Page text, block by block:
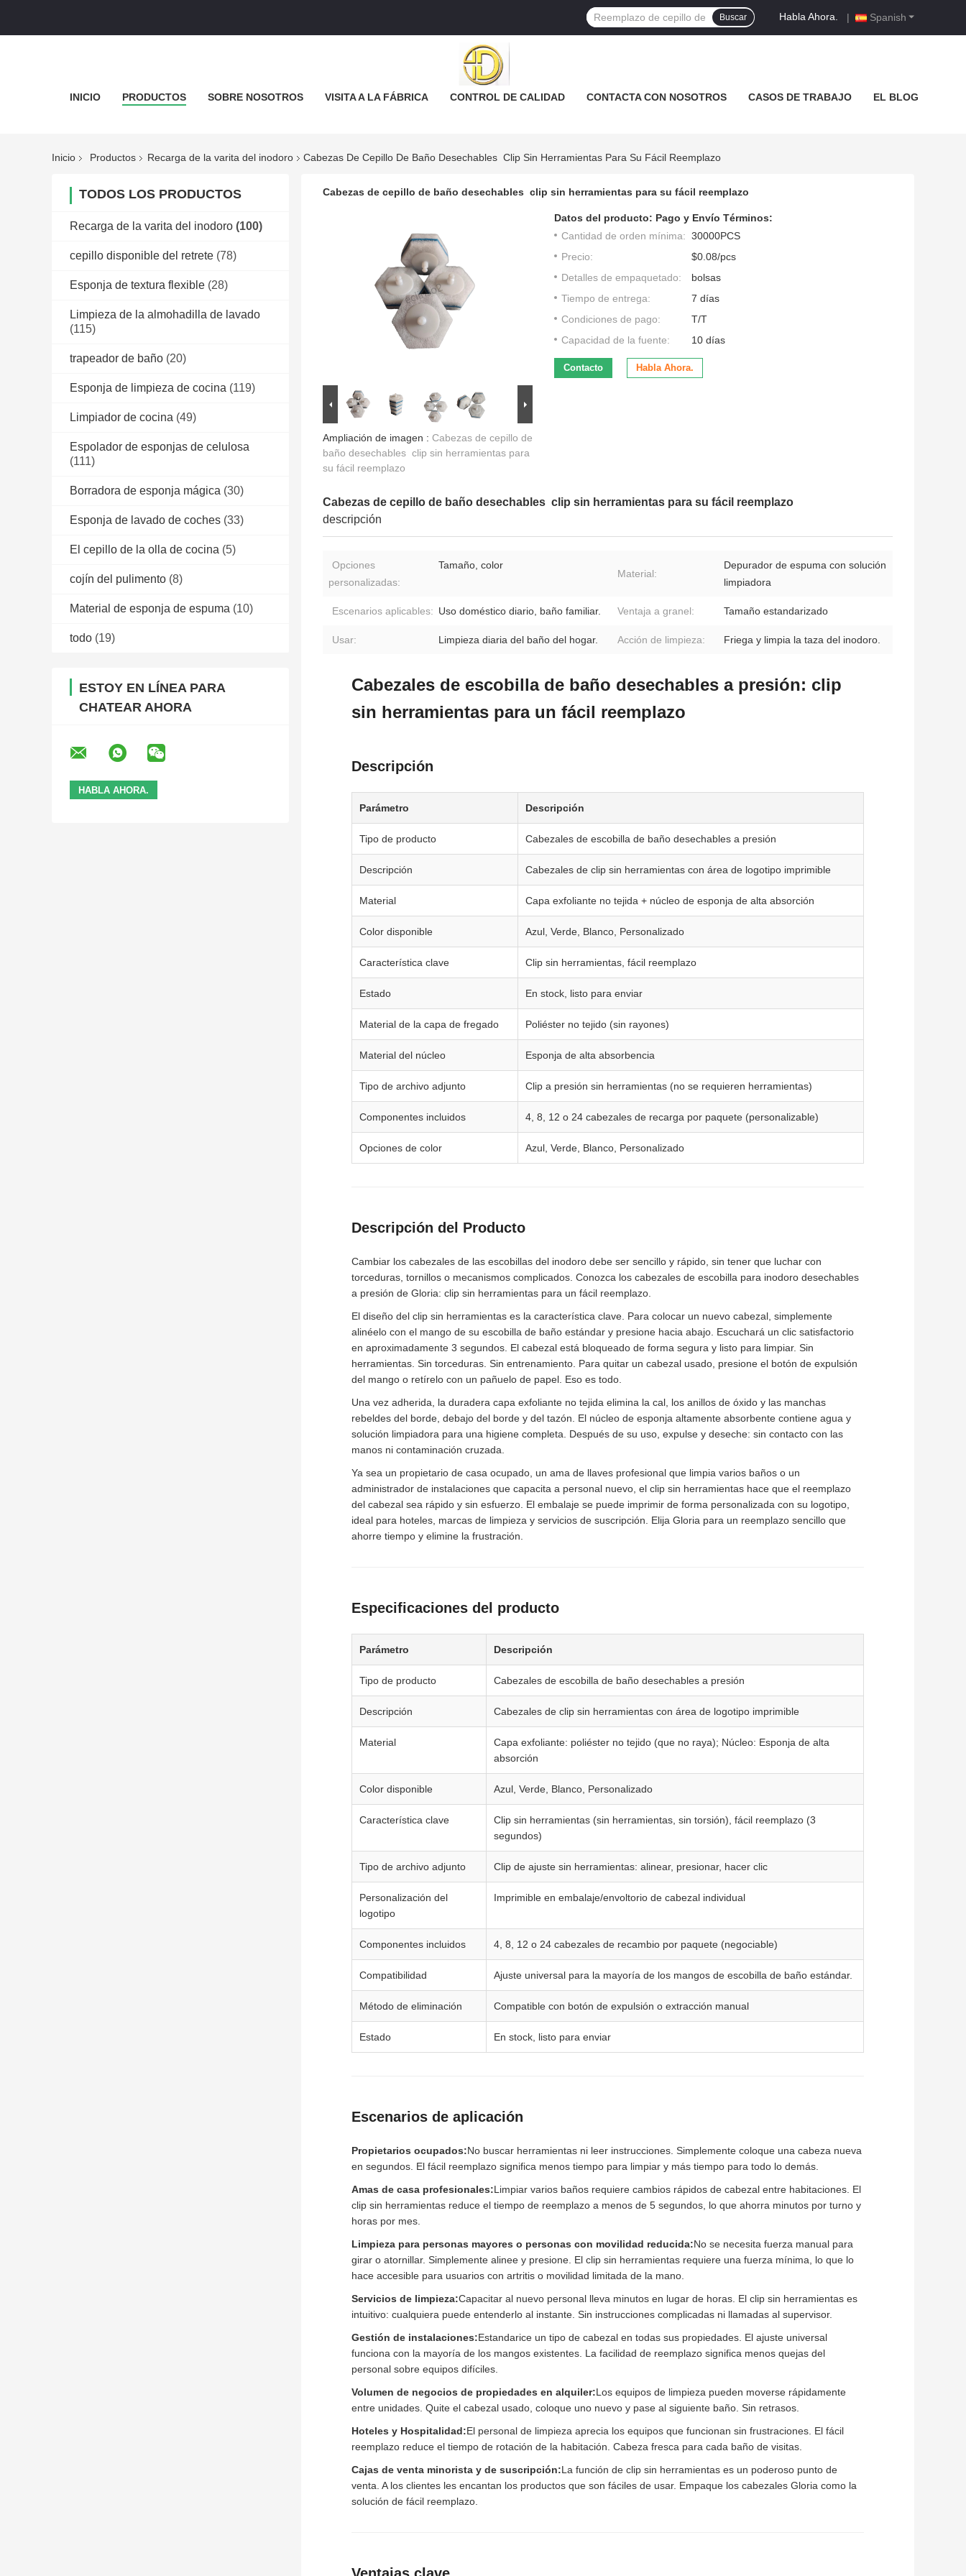
Spanish
Habla Ahora. |
Buscar
INICIO PRODUCTOS SOBRE NOSOTROS VISITA A LA FÁBRICA CONTROL DE CALIDAD CONTACTA CON NOSOTROS CASOS DE TRABAJO EL BLOG
Inicio Productos Recarga de la varita del inodoro Cabezas De Cepillo De Baño Desechables ️ Clip Sin Herramientas Para Su Fácil Reemplazo
TODOS LOS PRODUCTOS
Recarga de la varita del inodoro (100)
cepillo disponible del retrete (78)
Esponja de textura flexible (28)
Limpieza de la almohadilla de lavado
(115)
trapeador de baño (20)
Esponja de limpieza de cocina (119)
Limpiador de cocina (49)
Espolador de esponjas de celulosa
(111)
Borradora de esponja mágica (30)
Esponja de lavado de coches (33)
El cepillo de la olla de cocina (5)
cojín del pulimento (8)
Material de esponja de espuma (10)
todo (19)
ESTOY EN LÍNEA PARA
CHATEAR AHORA
Cabezas de cepillo de baño desechables ️ clip sin herramientas para su fácil reemplazo
Ampliación de imagen : Cabezas de cepillo de
baño desechables ️ clip sin herramientas para
su fácil reemplazo
Datos del producto: Pago y Envío Términos:
Cantidad de orden mínima: 30000PCS
Precio:
$0.08/pcs
Detalles de empaquetado:
bolsas
Tiempo de entrega:
7 días
Condiciones de pago:
T/T
Capacidad de la fuente:
10 días
Contacto Habla Ahora.
Cabezas de cepillo de baño desechables ️ clip sin herramientas para su fácil reemplazo
descripción
Opciones
personalizadas:
Tamaño, color
Material:
Depurador de espuma con solución
limpiadora
Escenarios aplicables: Uso doméstico diario, baño familiar. Ventaja a granel: Tamaño estandarizado
Usar: Limpieza diaria del baño del hogar. Acción de limpieza: Friega y limpia la taza del inodoro.
Cabezales de escobilla de baño desechables a presión: clip
sin herramientas para un fácil reemplazo
Descripción
Parámetro Descripción
Tipo de producto Cabezales de escobilla de baño desechables a presión
Descripción Cabezales de clip sin herramientas con área de logotipo imprimible
Material Capa exfoliante no tejida + núcleo de esponja de alta absorción
Color disponible Azul, Verde, Blanco, Personalizado
Característica clave Clip sin herramientas, fácil reemplazo
Estado En stock, listo para enviar
Material de la capa de fregado Poliéster no tejido (sin rayones)
Material del núcleo Esponja de alta absorbencia
Tipo de archivo adjunto Clip a presión sin herramientas (no se requieren herramientas)
Componentes incluidos 4, 8, 12 o 24 cabezales de recarga por paquete (personalizable)
Opciones de color Azul, Verde, Blanco, Personalizado
Descripción del Producto
Cambiar los cabezales de las escobillas del inodoro debe ser sencillo y rápido, sin tener que luchar con
torceduras, tornillos o mecanismos complicados. Conozca los cabezales de escobilla para inodoro desechables
a presión de Gloria: clip sin herramientas para un fácil reemplazo.
El diseño del clip sin herramientas es la característica clave. Para colocar un nuevo cabezal, simplemente
alinéelo con el mango de su escobilla de baño estándar y presione hacia abajo. Escuchará un clic satisfactorio
en aproximadamente 3 segundos. El cabezal está bloqueado de forma segura y listo para limpiar. Sin
herramientas. Sin torceduras. Sin entrenamiento. Para quitar un cabezal usado, presione el botón de expulsión
del mango o retírelo con un pañuelo de papel. Eso es todo.
Una vez adherida, la duradera capa exfoliante no tejida elimina la cal, los anillos de óxido y las manchas
rebeldes del borde, debajo del borde y del tazón. El núcleo de esponja altamente absorbente contiene agua y
solución limpiadora para una higiene completa. Después de su uso, expulse y deseche: sin contacto con las
manos ni contaminación cruzada.
Ya sea un propietario de casa ocupado, un ama de llaves profesional que limpia varios baños o un
administrador de instalaciones que capacita a personal nuevo, el clip sin herramientas hace que el reemplazo
del cabezal sea rápido y sin esfuerzo. El embalaje se puede imprimir de forma personalizada con su logotipo,
ideal para hoteles, marcas de limpieza y servicios de suscripción. Elija Gloria para un reemplazo sencillo que
ahorre tiempo y elimine la frustración.
Especificaciones del producto
Parámetro Descripción
Tipo de producto Cabezales de escobilla de baño desechables a presión
Descripción Cabezales de clip sin herramientas con área de logotipo imprimible
Material
Capa exfoliante: poliéster no tejido (que no raya); Núcleo: Esponja de alta
absorción
Color disponible Azul, Verde, Blanco, Personalizado
Característica clave
Clip sin herramientas (sin herramientas, sin torsión), fácil reemplazo (3
segundos)
Tipo de archivo adjunto Clip de ajuste sin herramientas: alinear, presionar, hacer clic
Personalización del
logotipo
Imprimible en embalaje/envoltorio de cabezal individual
Componentes incluidos 4, 8, 12 o 24 cabezales de recambio por paquete (negociable)
Compatibilidad Ajuste universal para la mayoría de los mangos de escobilla de baño estándar.
Método de eliminación Compatible con botón de expulsión o extracción manual
Estado En stock, listo para enviar
Escenarios de aplicación
Propietarios ocupados:No buscar herramientas ni leer instrucciones. Simplemente coloque una cabeza nueva
en segundos. El fácil reemplazo significa menos tiempo para limpiar y más tiempo para todo lo demás.
Amas de casa profesionales:Limpiar varios baños requiere cambios rápidos de cabezal entre habitaciones. El
clip sin herramientas reduce el tiempo de reemplazo a menos de 5 segundos, lo que ahorra minutos por turno y
horas por mes.
Limpieza para personas mayores o personas con movilidad reducida:No se necesita fuerza manual para
girar o atornillar. Simplemente alinee y presione. El clip sin herramientas requiere una fuerza mínima, lo que lo
hace accesible para usuarios con artritis o movilidad limitada de la mano.
Servicios de limpieza:Capacitar al nuevo personal lleva minutos en lugar de horas. El clip sin herramientas es
intuitivo: cualquiera puede entenderlo al instante. Sin instrucciones complicadas ni llamadas al supervisor.
Gestión de instalaciones:Estandarice un tipo de cabezal en todas sus propiedades. El ajuste universal
funciona con la mayoría de los mangos existentes. La facilidad de reemplazo significa menos quejas del
personal sobre equipos difíciles.
Volumen de negocios de propiedades en alquiler:Los equipos de limpieza pueden moverse rápidamente
entre unidades. Quite el cabezal usado, coloque uno nuevo y pase al siguiente baño. Sin retrasos.
Hoteles y Hospitalidad:El personal de limpieza aprecia los equipos que funcionan sin frustraciones. El fácil
reemplazo reduce el tiempo de rotación de la habitación. Cabeza fresca para cada baño de visitas.
Cajas de venta minorista y de suscripción:La función de clip sin herramientas es un poderoso punto de
venta. A los clientes les encantan los productos que son fáciles de usar. Empaque los cabezales Gloria como la
solución de fácil reemplazo.